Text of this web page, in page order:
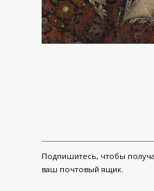
Подпишитесь, чтобы
ваш почтовый ящик.